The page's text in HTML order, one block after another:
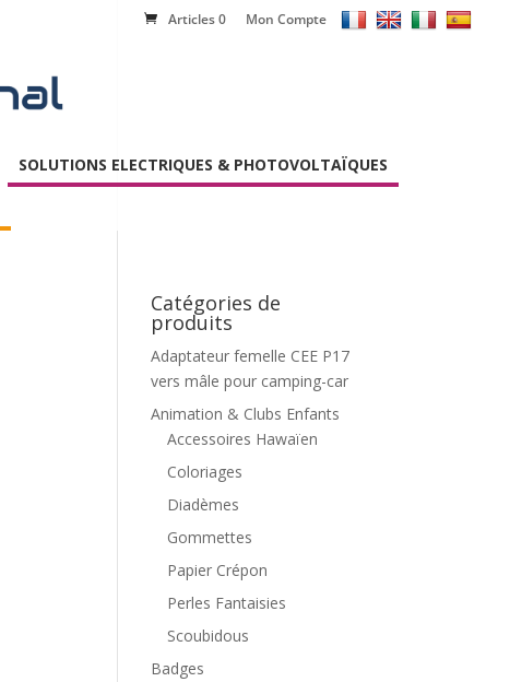
Articles 0 Mon Compte
SOLUTIONS ELECTRIQUES & PHOTOVOLTAÏQUES
Catégories de
produits
Adaptateur femelle CEE P17
vers mâle pour camping-car
Animation & Clubs Enfants
Accessoires Hawaïen
Coloriages
Diadèmes
Gommettes
Papier Crépon
Perles Fantaisies
Scoubidous
Badges